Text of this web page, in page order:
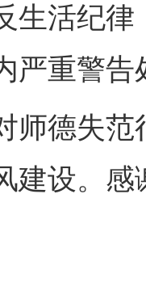
生活纪
严重警
德失范
建设。